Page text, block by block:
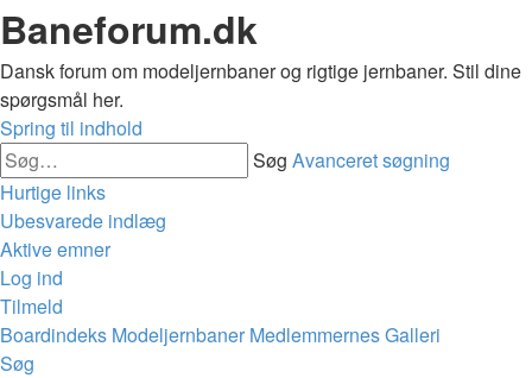
Baneforum.dk
Dansk forum om modeljernbaner og rigtige jernbaner. Stil dine
spørgsmål her.
Spring til indhold
Søg Avanceret søgning
Hurtige links
Ubesvarede indlæg
Aktive emner
Log ind
Tilmeld
Boardindeks Modeljernbaner Medlemmernes Galleri
Søg